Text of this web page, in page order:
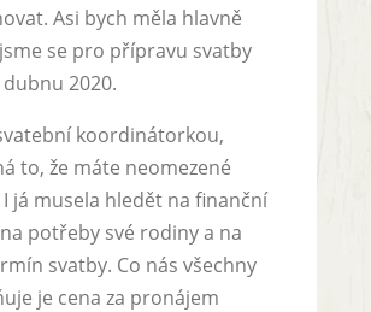
Asi bych měla hlavně
se pro přípravu svatby
2020.
koordinátorkou,
to, že máte neomezené
já musela hledět na finanční
potřeby své rodiny a na
svatby. Co nás všechny
je cena za pronájem